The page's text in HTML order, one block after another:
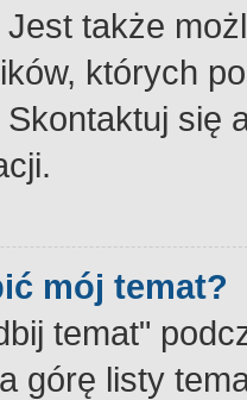
także
których
się
mój temat?
temat"
górę listy